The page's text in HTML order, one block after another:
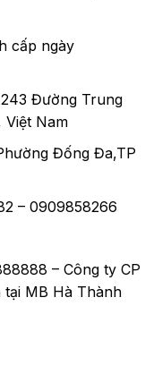
cấp ngày
Đường Trung
Nam
Đống Đa,TP
– 0909858266
– Công ty CP
tại MB Hà Thành